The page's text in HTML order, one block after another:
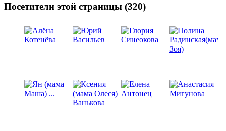
Посетители этой страницы (320)